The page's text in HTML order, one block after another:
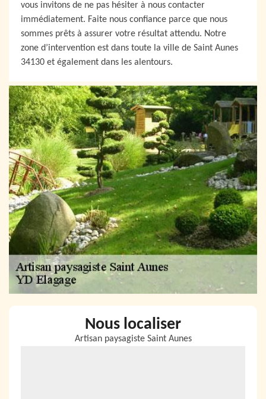
vous invitons de ne pas hésiter à nous contacter
immédiatement. Faite nous confiance parce que nous
sommes prêts à assurer votre résultat attendu. Notre
zone d’intervention est dans toute la ville de Saint Aunes
34130 et également dans les alentours.
Nous localiser
Artisan paysagiste Saint Aunes